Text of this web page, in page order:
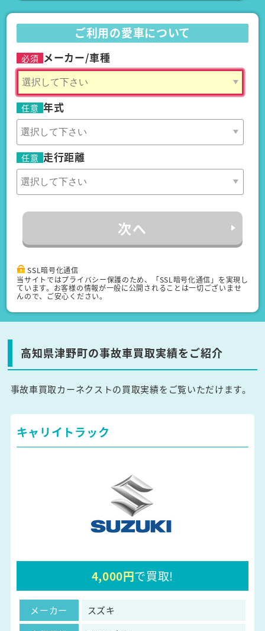
ご利用の愛車について
必須 メーカー/車種
任意 年式
任意 走行距離
次へ
SSL暗号化通信
当サイトではプライバシー保護のため、「SSL暗号化通信」を実現し
ています。お客様の情報が一般に公開されることは一切ございませ
んので、ご安心ください。
高知県津野町の事故車買取実績をご紹介
事故車買取カーネクストの買取実績をご覧いただけます。
キャリイトラック
4,000円で買取!
メーカー
スズキ